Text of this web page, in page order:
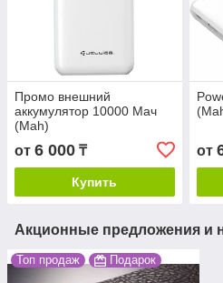
Промо внешний
аккумулятор 10000 Мач
(Mah)
от 6 000 ₸
Купить
от
Акционные предложения и
Топ продаж Подарок